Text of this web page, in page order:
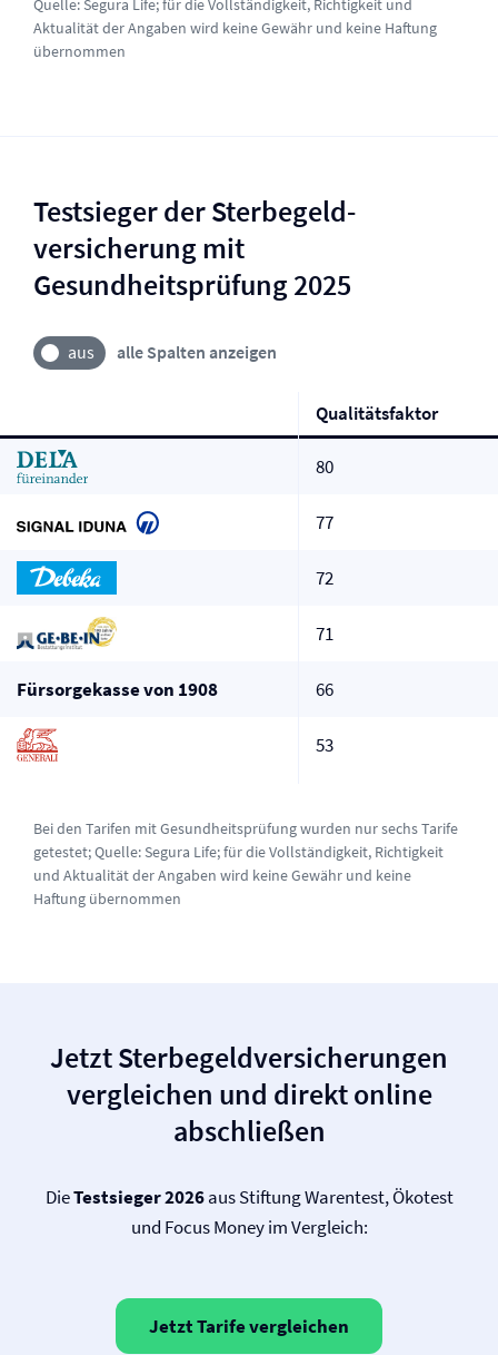
Quelle:Segura Life; für die Vollständigkeit, Richtigkeit und
Aktualität der Angaben wird keine Gewähr und keine Haftung
übernommen
Testsieger der Sterbegeld­
versicherung mit
Gesundheitsprüfung 2025
alle Spalten anzeigen
Qualitätsfaktor
80
77
72
71
Fürsorgekasse von 1908 66
53
Bei den Tarifen mit Gesundheitsprüfung wurden nur sechs Tarife
getestet; Quelle:Segura Life; für die Vollständigkeit, Richtigkeit
und Aktualität der Angaben wird keine Gewähr und keine
Haftung übernommen
Jetzt Sterbegeld­versicherungen
vergleichen und direkt online
abschließen
DieTestsieger 2026aus Stiftung Warentest, Ökotest
und Focus Money im Vergleich:
Jetzt Tarife vergleichen